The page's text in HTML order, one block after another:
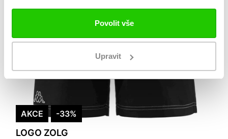
Povolit vše
Upravit
AKCE -33%
LOGO ZOLG